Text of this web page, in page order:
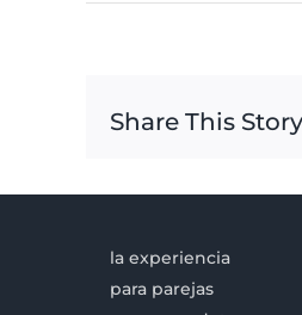
Share This
la experiencia
para parejas